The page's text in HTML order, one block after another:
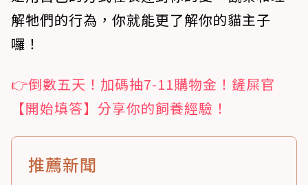
解牠們的行為，你就能更了解你的貓主子
囉！
👉倒數五天！加碼抽7-11購物金！鏟屎官
【開始填答】分享你的飼養經驗！
推薦新聞